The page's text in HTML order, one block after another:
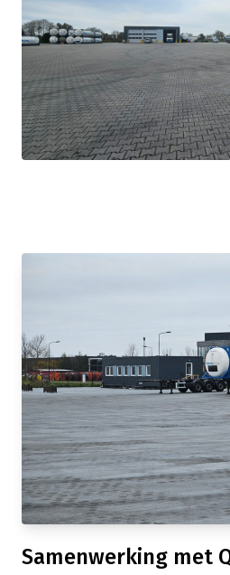
Samenwerking met